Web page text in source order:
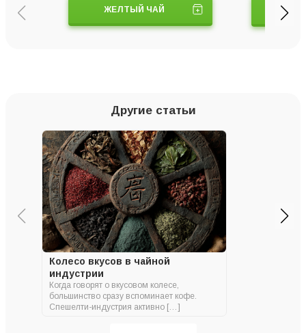
ЖЕЛТЫЙ ЧАЙ
Другие статьи
Колесо вкусов в чайной
индустрии
Когда говорят о вкусовом колесе,
большинство сразу вспоминает кофе.
Спешелти-индустрия активно […]